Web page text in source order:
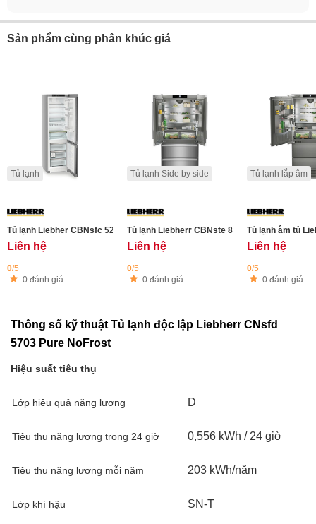
Sản phẩm cùng phân khúc giá
Tủ lạnh
Tủ lạnh Liebher CBNsfc 5223 Plus BioFresh
Liên hệ
0/5
0 đánh giá
Tủ lạnh Side by side
Tủ lạnh Liebherr CBNste 8872 - 522L - Công
Liên hệ
0/5
0 đánh giá
Tủ lạnh lắp âm
Tủ lạnh âm tủ
Liên hệ
0/5
0 đánh giá
Thông số kỹ thuật Tủ lạnh độc lập Liebherr CNsfd
5703 Pure NoFrost
Hiệu suất tiêu thụ
Lớp hiệu quả năng lượng D
Tiêu thụ năng lượng trong 24 giờ 0,556 kWh / 24 giờ
Tiêu thụ năng lượng mỗi năm 203 kWh/năm
Lớp khí hậu SN-T